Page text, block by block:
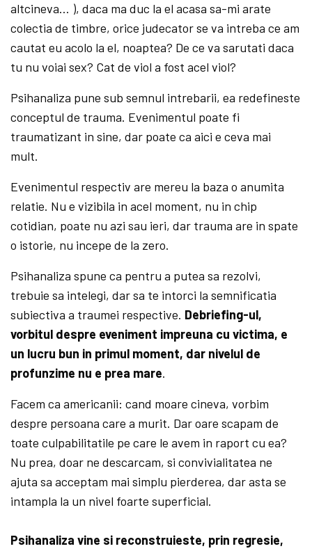
altcineva… ), daca ma duc la el acasa sa-mi arate
colectia de timbre, orice judecator se va intreba ce am
cautat eu acolo la el, noaptea? De ce va sarutati daca
tu nu voiai sex? Cat de viol a fost acel viol?
Psihanaliza pune sub semnul intrebarii, ea redefineste
conceptul de trauma. Evenimentul poate fi
traumatizant in sine, dar poate ca aici e ceva mai
mult.
Evenimentul respectiv are mereu la baza o anumita
relatie. Nu e vizibila in acel moment, nu in chip
cotidian, poate nu azi sau ieri, dar trauma are in spate
o istorie, nu incepe de la zero.
Psihanaliza spune ca pentru a putea sa rezolvi,
trebuie sa intelegi, dar sa te intorci la semnificatia
subiectiva a traumei respective. Debriefing-ul,
vorbitul despre eveniment impreuna cu victima, e
un lucru bun in primul moment, dar nivelul de
profunzime nu e prea mare.
Facem ca americanii: cand moare cineva, vorbim
despre persoana care a murit. Dar oare scapam de
toate culpabilitatile pe care le avem in raport cu ea?
Nu prea, doar ne descarcam, si convivialitatea ne
ajuta sa acceptam mai simplu pierderea, dar asta se
intampla la un nivel foarte superficial.
Psihanaliza vine si reconstruieste, prin regresie,